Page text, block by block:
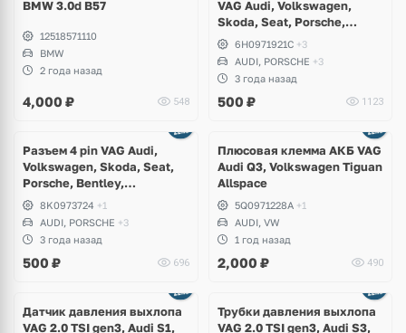
BMW 3.0d B57
12518571110
BMW
2 года назад
4,000 ₽ 548
VAG Audi, Volkswagen,
Skoda, Seat, Porsche,
Bentley, Lamborghini
6H0971921C +3
AUDI, PORSCHE +3
3 года назад
500 ₽ 1123
Разъем 4 pin VAG Audi,
Volkswagen, Skoda, Seat,
Porsche, Bentley,
Lamborghini
8K0973724 +1
AUDI, PORSCHE +3
3 года назад
500 ₽ 696
Плюсовая клемма АКБ VAG
Audi Q3, Volkswagen Tiguan
Allspace
5Q0971228A +1
AUDI, VW
1 год назад
2,000 ₽ 490
Датчик давления выхлопа
VAG 2.0 TSI gen3, Audi S1,
Трубки давления выхлопа
VAG 2.0 TSI gen3, Audi S3,